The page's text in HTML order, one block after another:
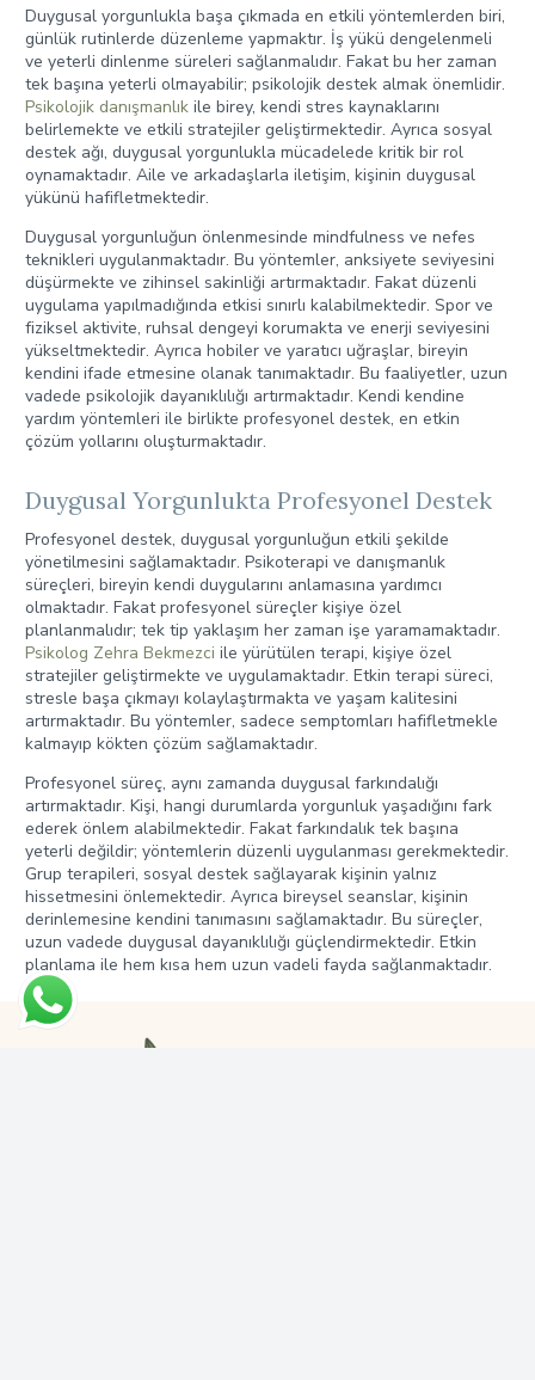
Duygusal yorgunlukla başa çıkmada en etkili yöntemlerden biri,
günlük rutinlerde düzenleme yapmaktır. İş yükü dengelenmeli
ve yeterli dinlenme süreleri sağlanmalıdır. Fakat bu her zaman
tek başına yeterli olmayabilir; psikolojik destek almak önemlidir.
Psikolojik danışmanlık ile birey, kendi stres kaynaklarını
belirlemekte ve etkili stratejiler geliştirmektedir. Ayrıca sosyal
destek ağı, duygusal yorgunlukla mücadelede kritik bir rol
oynamaktadır. Aile ve arkadaşlarla iletişim, kişinin duygusal
yükünü hafifletmektedir.
Duygusal yorgunluğun önlenmesinde mindfulness ve nefes
teknikleri uygulanmaktadır. Bu yöntemler, anksiyete seviyesini
düşürmekte ve zihinsel sakinliği artırmaktadır. Fakat düzenli
uygulama yapılmadığında etkisi sınırlı kalabilmektedir. Spor ve
fiziksel aktivite, ruhsal dengeyi korumakta ve enerji seviyesini
yükseltmektedir. Ayrıca hobiler ve yaratıcı uğraşlar, bireyin
kendini ifade etmesine olanak tanımaktadır. Bu faaliyetler, uzun
vadede psikolojik dayanıklılığı artırmaktadır. Kendi kendine
yardım yöntemleri ile birlikte profesyonel destek, en etkin
çözüm yollarını oluşturmaktadır.
Duygusal Yorgunlukta Profesyonel Destek
Profesyonel destek, duygusal yorgunluğun etkili şekilde
yönetilmesini sağlamaktadır. Psikoterapi ve danışmanlık
süreçleri, bireyin kendi duygularını anlamasına yardımcı
olmaktadır. Fakat profesyonel süreçler kişiye özel
planlanmalıdır; tek tip yaklaşım her zaman işe yaramamaktadır.
Psikolog Zehra Bekmezci ile yürütülen terapi, kişiye özel
stratejiler geliştirmekte ve uygulamaktadır. Etkin terapi süreci,
stresle başa çıkmayı kolaylaştırmakta ve yaşam kalitesini
artırmaktadır. Bu yöntemler, sadece semptomları hafifletmekle
kalmayıp kökten çözüm sağlamaktadır.
Profesyonel süreç, aynı zamanda duygusal farkındalığı
artırmaktadır. Kişi, hangi durumlarda yorgunluk yaşadığını fark
ederek önlem alabilmektedir. Fakat farkındalık tek başına
yeterli değildir; yöntemlerin düzenli uygulanması gerekmektedir.
Grup terapileri, sosyal destek sağlayarak kişinin yalnız
hissetmesini önlemektedir. Ayrıca bireysel seanslar, kişinin
derinlemesine kendini tanımasını sağlamaktadır. Bu süreçler,
uzun vadede duygusal dayanıklılığı güçlendirmektedir. Etkin
planlama ile hem kısa hem uzun vadeli fayda sağlanmaktadır.